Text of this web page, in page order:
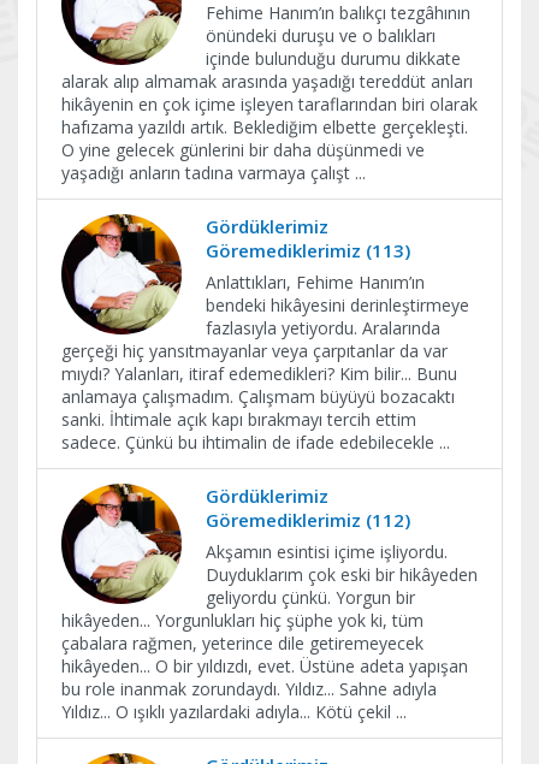
Fehime Hanım’ın balıkçı tezgâhının
önündeki duruşu ve o balıkları
içinde bulunduğu durumu dikkate
alarak alıp almamak arasında yaşadığı tereddüt anları
hikâyenin en çok içime işleyen taraflarından biri olarak
hafızama yazıldı artık. Beklediğim elbette gerçekleşti.
O yine gelecek günlerini bir daha düşünmedi ve
yaşadığı anların tadına varmaya çalışt ...
Gördüklerimiz
Göremediklerimiz (113)
Anlattıkları, Fehime Hanım’ın
bendeki hikâyesini derinleştirmeye
fazlasıyla yetiyordu. Aralarında
gerçeği hiç yansıtmayanlar veya çarpıtanlar da var
mıydı? Yalanları, itiraf edemedikleri? Kim bilir... Bunu
anlamaya çalışmadım. Çalışmam büyüyü bozacaktı
sanki. İhtimale açık kapı bırakmayı tercih ettim
sadece. Çünkü bu ihtimalin de ifade edebilecekle ...
Gördüklerimiz
Göremediklerimiz (112)
Akşamın esintisi içime işliyordu.
Duyduklarım çok eski bir hikâyeden
geliyordu çünkü. Yorgun bir
hikâyeden... Yorgunlukları hiç şüphe yok ki, tüm
çabalara rağmen, yeterince dile getiremeyecek
hikâyeden... O bir yıldızdı, evet. Üstüne adeta yapışan
bu role inanmak zorundaydı. Yıldız... Sahne adıyla
Yıldız... O ışıklı yazılardaki adıyla... Kötü çekil ...